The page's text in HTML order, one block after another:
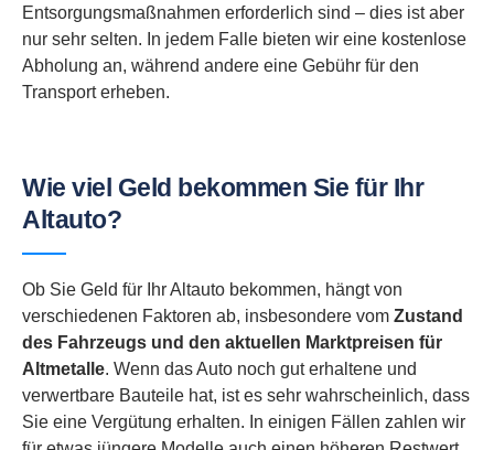
Entsorgungsmaßnahmen erforderlich sind – dies ist aber
nur sehr selten. In jedem Falle bieten wir eine kostenlose
Abholung an, während andere eine Gebühr für den
Transport erheben.
Wie viel Geld bekommen Sie für Ihr
Altauto?
Ob Sie Geld für Ihr Altauto bekommen, hängt von
verschiedenen Faktoren ab, insbesondere vom Zustand
des Fahrzeugs und den aktuellen Marktpreisen für
Altmetalle. Wenn das Auto noch gut erhaltene und
verwertbare Bauteile hat, ist es sehr wahrscheinlich, dass
Sie eine Vergütung erhalten. In einigen Fällen zahlen wir